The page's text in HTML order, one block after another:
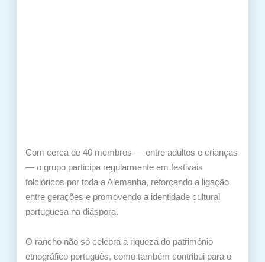
Com cerca de 40 membros — entre adultos e crianças
— o grupo participa regularmente em festivais
folclóricos por toda a Alemanha, reforçando a ligação
entre gerações e promovendo a identidade cultural
portuguesa na diáspora.
O rancho não só celebra a riqueza do património
etnográfico português, como também contribui para o